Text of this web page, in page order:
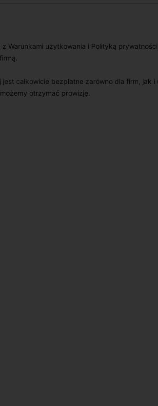
Warunkami użytkowania i Polityką
całkowicie bezpłatne zarówno dla firm, jak
otrzymać prowizję.